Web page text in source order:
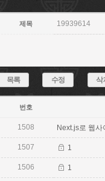
제목 19939614
목록 수정 삭
번호
1508 Next.js로 웹사
1507 1
1506 1